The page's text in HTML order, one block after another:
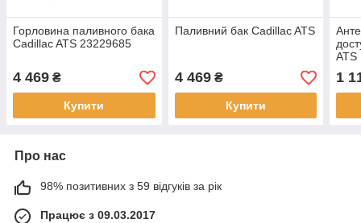
Горловина паливного бака
Cadillac ATS 23229685
4 469 ₴
Купити
Паливний бак Cadillac ATS
4 469₴
Купити
ATS
1
Про нас
98% позитивних з 59 відгуків за рік
Працює з 09.03.2017